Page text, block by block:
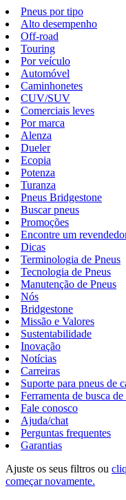
Pneus por tipo
Alto desempenho
Off-road
Touring
Por veículo
Automóvel
Caminhonetes
CUV/SUV
Comerciais leves
Por marca
Alenza
Dueler
Ecopia
Potenza
Turanza
Pneus Bridgestone
Buscar pneus
Promoções
Encontre um
Dicas
Terminologia de Pneus
Tecnologia de Pneus
Manutenção de Pneus
Nós
Bridgestone
Missão e Valores
Sustentabilidade
Inovação
Notícias
Carreiras
Suporte para pneus de
Ferramenta de busca
Fale conosco
Ajuda/chat
Perguntas frequentes
Garantias
Ajuste os seus filtros ou
começar novamente.